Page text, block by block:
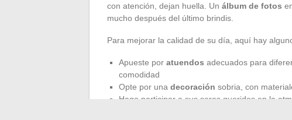
con atención, dejan huella. Un álbum de fotos
mucho después del último brindis.
Para mejorar la calidad de su día, aquí hay
Apueste por atuendos adecuados para
comodidad
Opte por una decoración sobria, con
Haga participar a sus seres queridos en la